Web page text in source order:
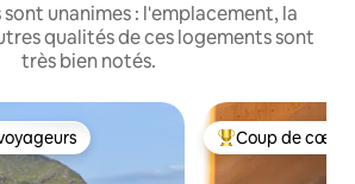
sont unanimes : l'emplacement, la
qualités de ces logements sont
très bien notés.
parmi les plus aimésCoup de cœur
Coup de cœur